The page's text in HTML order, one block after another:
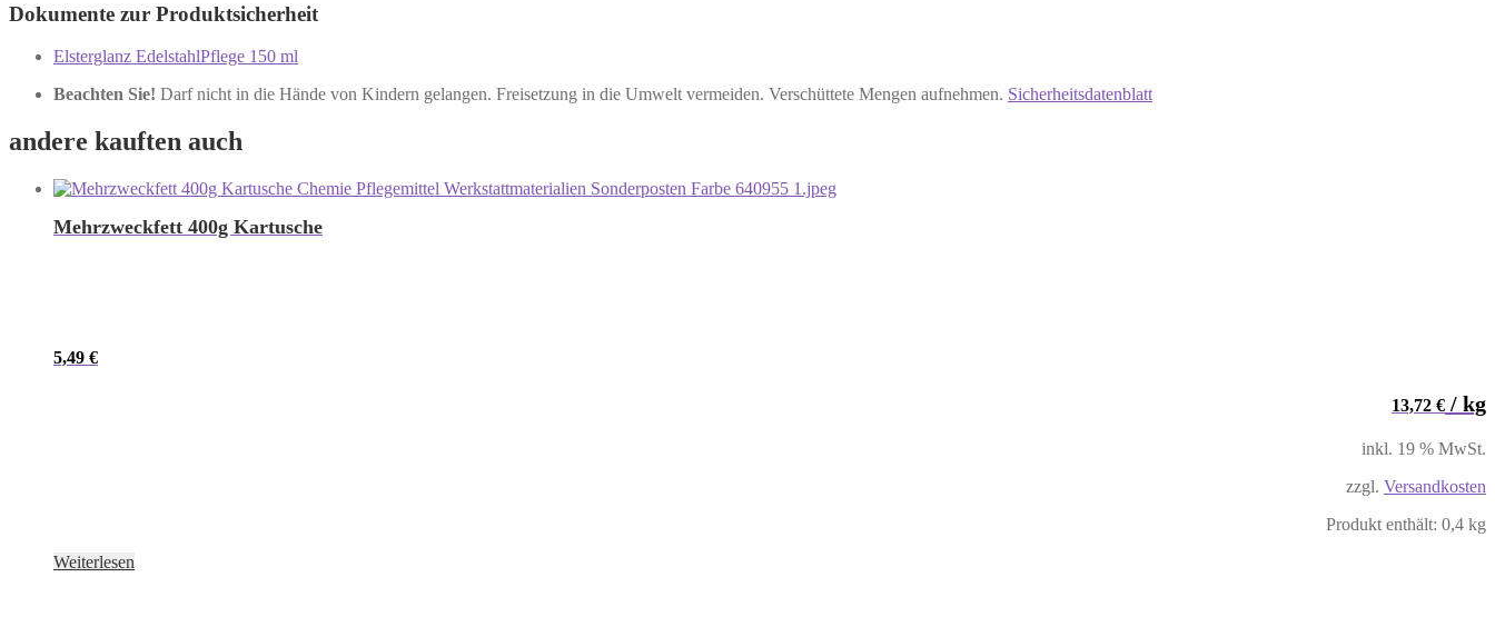
Dokumente zur Produktsicherheit
Elsterglanz EdelstahlPflege 150 ml
Beachten Sie! Darf nicht in die Hände von Kindern gelangen. Freisetzung in die Umwelt vermeiden. Verschüttete Mengen aufnehmen. Sicherheitsdatenblatt
andere kauften auch
Mehrzweckfett 400g Kartusche
5,49 €
13,72 € / kg
inkl. 19 % MwSt.
zzgl. Versandkosten
Produkt enthält: 0,4 kg
Weiterlesen